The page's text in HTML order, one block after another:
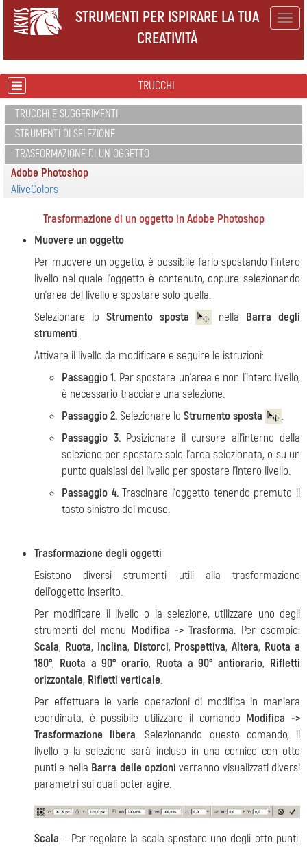
STRUMENTI PER ISPIRARE LA TUA
CREATIVITÀ
TRUCCHI
TRUCCHI E SUGGERIMENTI
STRUMENTI DI SELEZIONE
TRASFORMAZIONE DI UN OGGETTO
Adobe Photoshop
AliveColors
Trasformazione di un oggetto in Adobe Photoshop
Muovere un oggetto
Per muovere un oggetto, è possibile farlo spostando l'intero
livello nel quale l'oggetto è contenuto, oppure selezionando
un'area del livello e spostare solo quella.
Selezionare lo Strumento sposta nella Barra degli
strumenti.
Attivare il livello da modificare e seguire le istruzioni:
Passaggio 1. Per spostare un'area e non l'intero livello,
è necessario tracciare una selezione.
Passaggio 2.Selezionare lo Strumento sposta
.
Passaggio 3.Posizionare il cursore all'interno della
selezione per spostare solo l'area selezionata, o su un
punto qualsiasi del livello per spostare l'intero livello.
Passaggio 4.Trascinare l'oggetto tenendo premuto il
tasto sinistro del mouse.
Trasformazione degli oggetti
Esistono diversi strumenti utili alla trasformazione
dell'oggetto inserito.
Per modificare il livello o la selezione, utilizzare uno degli
strumenti del menu Modifica -> Trasforma. Per esempio:
Scala, Ruota, Inclina, Distorci, Prospettiva,Altera, Ruota a
180°, Ruota a 90° orario, Ruota a 90° antiorario, Rifletti
orizzontale, Rifletti verticale.
Per effettuare le varie operazioni di modifica in maniera
coordinata, è possibile utilizzare il comando Modifica ->
Trasformazione libera. Selezionando questo comando, il
livello o la selezione sarà incluso in una cornice con otto
punti e nella Barra delle opzioni verranno visualizzati diversi
parametri sui quali poter agire.
Scala – Per regolare la scala spostare uno degli otto punti.